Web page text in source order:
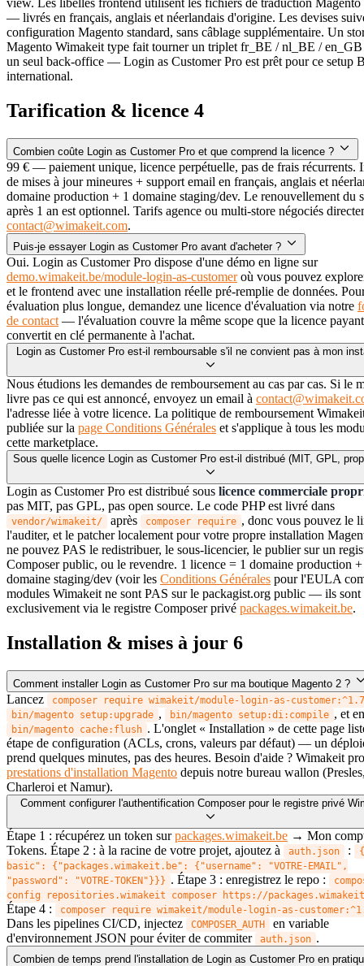
view. Les libellés frontend utilisent les fichiers de traduction Magento
— livrés en français, anglais et néerlandais d'origine. Les devises
configuration Magento standard, sans câblage supplémentaire. Un
Magento Wimakeit type fait tourner un triplet fr_BE / nl_BE / en_GB
un seul back-office — Login as Customer Pro est prêt pour ce setup
international.
Tarification & licence 4
Combien coûte Login as Customer Pro et que comprend la licence ?
99 € — paiement unique, licence perpétuelle, pas de frais récurrents.
de mises à jour mineures + support email en français, anglais et
domaine production + 1 domaine staging/dev. Le renouvellement du
après 1 an est optionnel. Tarifs agence ou multi-store négociés
contact@wimakeit.com.
Puis-je essayer Login as Customer Pro avant d'acheter ?
Oui. Login as Customer Pro dispose d'une démo en ligne sur
demo.wimakeit.be/module-login-as-customeroù vous pouvez
et le frontend avec une installation réelle pré-remplie de données.
évaluation plus longue, demandez une licence d'évaluation via notre
de contact — l'évaluation couvre la même scope que la licence
convertit en clé permanente à l'achat.
Login as Customer Pro est-il remboursable s'il ne convient pas à mon
Nous étudions les demandes de remboursement au cas par cas. Si le
livre pas ce qui est annoncé, envoyez un email à
l'adresse liée à votre licence. La politique de remboursement
publiée sur la page Conditions Générales et s'applique à tous les
cette marketplace.
Sous quelle licence Login as Customer Pro est-il distribué (MIT, GPL,
Login as Customer Pro est distribué sous licence commerciale
pas MIT, pas GPL, pas open source. Le code PHP est livré dans
vendor/wimakeit/ après composer require , donc vous pouvez le
l'auditer, et le patcher localement pour votre propre installation
ne pouvez PAS le redistribuer, le sous-licencier, le publier sur un
Composer public, ou le revendre. 1 licence = 1 domaine production
domaine staging/dev (voir les Conditions Générales pour l'EULA
modules Wimakeit ne sont PAS sur le packagist.org public — ils sont
exclusivement via le registre Composer privé packages.wimakeit.be.
Installation & mises à jour 6
Comment installer Login as Customer Pro sur ma boutique Magento 2 ?
Lancez
composer require wimakeit/module-login-as-
bin/magento setup:upgrade , bin/magento setup:di:compile , et
bin/magento cache:flush . L'onglet « Installation » de cette page
étape de configuration (ACLs, crons, valeurs par défaut) — un
prend quelques minutes, pas des heures. Besoin d'aide ? Wimakeit
prestations d'installation Magento depuis notre bureau wallon
Charleroi et Namur).
Comment configurer l'authentification Composer pour le registre privé
Étape 1 : récupérez un token surpackages.wimakeit.be → Mon
Tokens. Étape 2 : à la racine de votre projet, ajoutez à
auth.json :
basic": {"packages.wimakeit.be": {"username": "VOTRE-EMAIL",
"password": "VOTRE-TOKEN"}}} . Étape 3 : enregistrez le repo :
config repositories.wimakeit composer https://
Étape 4 : composer require wimakeit/module-login-as-
Dans les pipelines CI/CD, injectez COMPOSER_AUTH
en variable
d'environnement JSON pour éviter de commiter
auth.json .
Combien de temps prend l'installation de Login as Customer Pro en